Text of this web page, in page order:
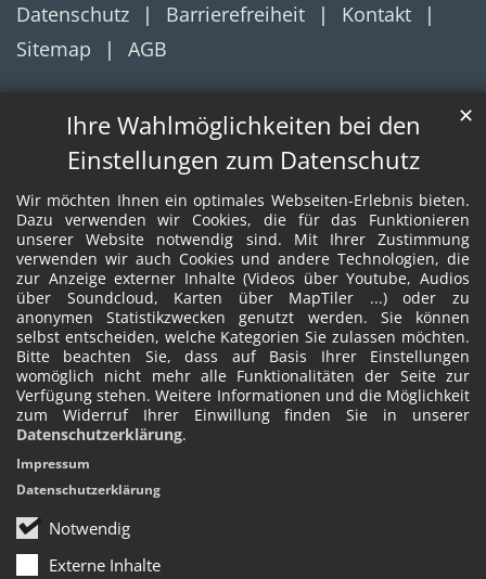
Ihre Wahlmöglichkeiten bei den
Einstellungen zum Datenschutz
Wir möchten Ihnen ein optimales Webseiten-Erlebnis bieten.
Dazu verwenden wir Cookies, die für das Funktionieren
unserer Website notwendig sind. Mit Ihrer Zustimmung
verwenden wir auch Cookies und andere Technologien, die
zur Anzeige externer Inhalte (Videos über Youtube, Audios
über Soundcloud, Karten über MapTiler ...) oder zu
anonymen Statistikzwecken genutzt werden. Sie können
selbst entscheiden, welche Kategorien Sie zulassen möchten.
Bitte beachten Sie, dass auf Basis Ihrer Einstellungen
womöglich nicht mehr alle Funktionalitäten der Seite zur
Verfügung stehen. Weitere Informationen und die Möglichkeit
zum Widerruf Ihrer Einwillung finden Sie in unserer
Datenschutzerklärung.
Notwendig
Externe Inhalte
✕
Impressum
Datenschutzerklärung
Datenschutz
Barrierefreiheit
Kontakt
Sitemap
AGB